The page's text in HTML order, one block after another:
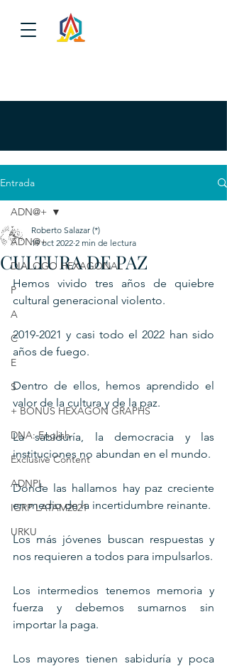
Entrada
ADN@+
DIALOGO HEXAGONAL
P
A
C
E
S
+ BONUS HEXAGON GRAPHS
DNA: English
Exclusive Content
ADNPL
IGRP LATAM2021
URKU
ADN@+
CULTURA DE PAZ
Roberto Salazar (*)
19 oct 2022 2 min de lectura
Hemos vivido tres años de quiebre
cultural generacional violento.
2019-2021 y casi todo el 2022 han sido
años de fuego.
Dentro de ellos, hemos aprendido el
valor de la cultura y de la paz.
La sabiduría, la democracia y las
instituciones no abundan en el mundo.
Donde las hallamos hay paz creciente
en medio de la incertidumbre reinante.
Los más jóvenes buscan respuestas y
nos requieren a todos para impulsarlos.
Los intermedios tenemos memoria y
fuerza y debemos sumarnos sin
importar la paga.
Los mayores tienen sabiduría y poca